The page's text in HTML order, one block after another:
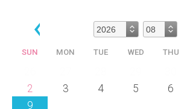
SUN MON TUE WED THU
2
3 4 5 6
9